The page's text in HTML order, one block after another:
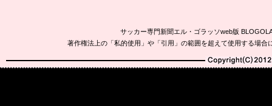
サッカー専門新聞エル・ゴラッソweb版
著作権法上の「私的使用」や「引用」の範囲を超えて使用する場
Copyright(C)2010-